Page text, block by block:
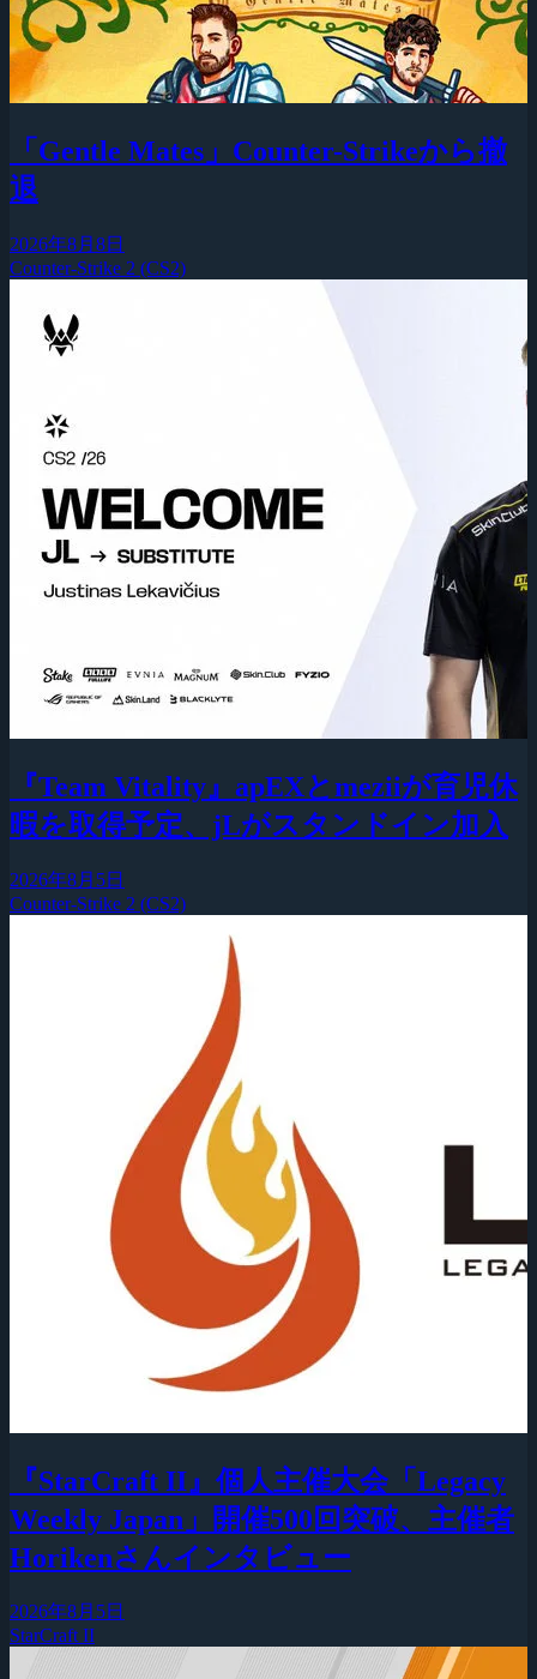
「Gentle Mates」Counter-Strikeから撤
退
2026年8月8日
Counter-Strike 2 (CS2)
『Team Vitality』apEXとmeziiが育児休
暇を取得予定、jLがスタンドイン加入
2026年8月5日
Counter-Strike 2 (CS2)
『StarCraft II』個人主催大会「Legacy
Weekly Japan」開催500回突破、主催者
Horikenさんインタビュー
2026年8月5日
StarCraft II